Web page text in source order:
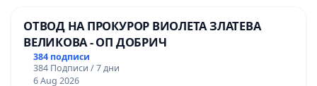
ОТВОД НА ПРОКУРОР ВИОЛЕТА ЗЛАТЕВА
ВЕЛИКОВА - ОП ДОБРИЧ
384 подписи
384 Подписи / 7 дни
6 Aug 2026